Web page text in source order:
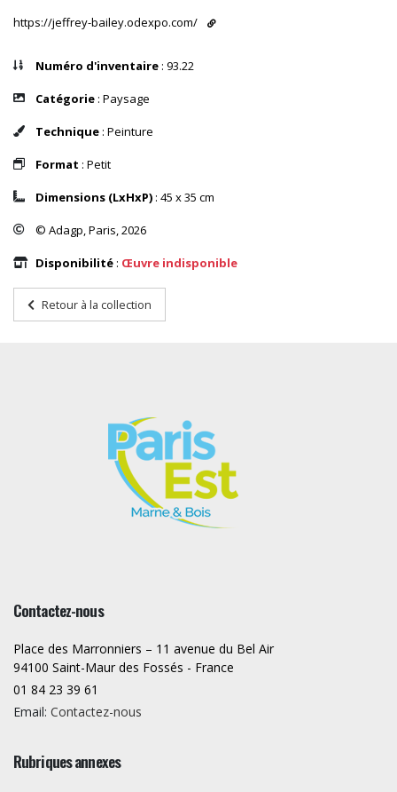
https://jeffrey-bailey.odexpo.com/
Numéro d'inventaire : 93.22
Catégorie : Paysage
Technique : Peinture
Format : Petit
Dimensions (LxHxP) : 45 x 35 cm
© Adagp, Paris, 2026
Disponibilité : Œuvre indisponible
Retour à la collection
Contactez-nous
Place des Marronniers – 11 avenue du Bel Air
94100 Saint-Maur des Fossés - France
01 84 23 39 61
Email: Contactez-nous
Rubriques annexes